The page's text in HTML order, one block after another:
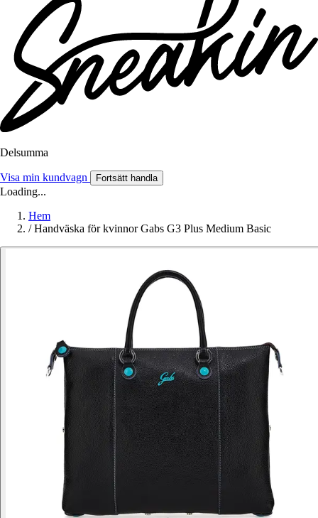
Delsumma
Visa min kundvagn Fortsätt handla
Loading...
Hem
/ Handväska för kvinnor Gabs G3 Plus Medium Basic